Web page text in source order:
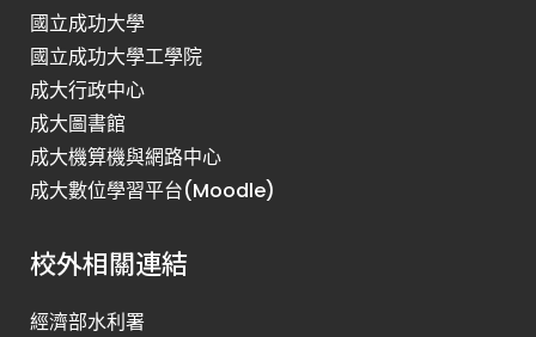
國立成功大學
國立成功大學工學院
成大行政中心
成大圖書館
成大機算機與網路中心
成大數位學習平台(Moodle)
校外相關連結
經濟部水利署